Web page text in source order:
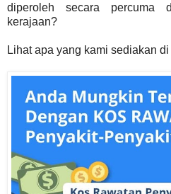
diperoleh secara percuma
kerajaan?
Lihat apa yang kami sediakan